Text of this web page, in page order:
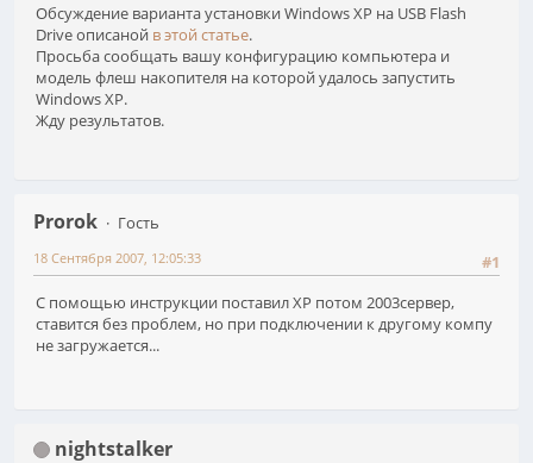
Обсуждение варианта установки Windows XP на USB Flash
Drive описаной в этой статье.
Просьба сообщать вашу конфигурацию компьютера и
модель флеш накопителя на которой удалось запустить
Windows XP.
Жду результатов.
Prorok
Гость
#1
18 Сентября 2007, 12:05:33
С помощью инструкции поставил XP потом 2003сервер,
ставится без проблем, но при подключении к другому компу
не загружается...
nightstalker